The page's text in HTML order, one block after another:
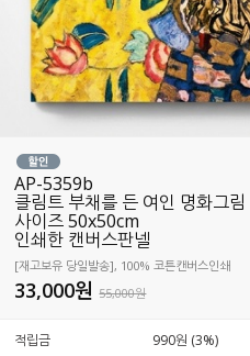
AP-5359b
클림트 부채를 든 여인 명화그
사이즈 50x50cm
인쇄한 캔버스판넬
[재고보유 당일발송], 100% 코튼캔버스인쇄
33,000원55,000원
적립금
990원 (3%)